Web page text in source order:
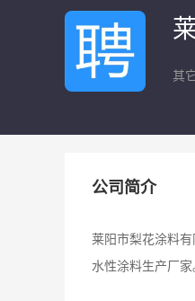
其
公司简介
莱阳市梨花涂料
水性涂料生产厂家